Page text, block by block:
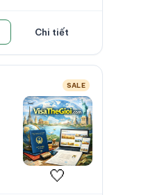
Chi tiết
SALE
🤍